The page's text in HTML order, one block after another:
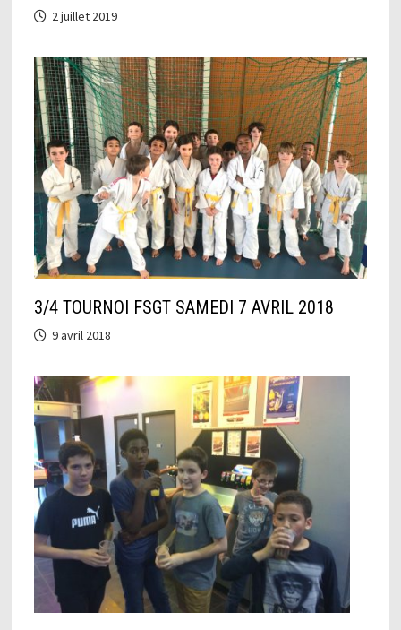
2 juillet 2019
3/4 TOURNOI FSGT SAMEDI 7 AVRIL 2018
9 avril 2018